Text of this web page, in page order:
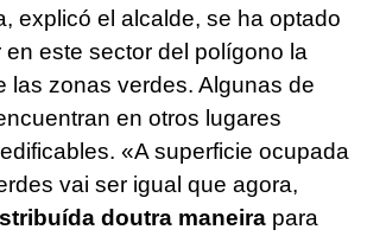
explicó el alcalde, se ha optado
en este sector del polígono la
las zonas verdes. Algunas de
en otros lugares
«A superficie ocupada
vai ser igual que agora,
doutra maneira para